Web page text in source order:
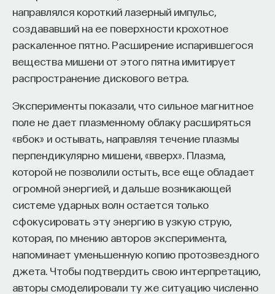
направлялся короткий лазерный импульс,
создававший на ее поверхности крохотное
раскаленное пятно. Расширение испарившегося
вещества мишени от этого пятна имитирует
распространение дискового ветра.
Эксперименты показали, что сильное магнитное
поле не дает плазменному облаку расширяться
«вбок» и остывать, направляя течение плазмы
перпендикулярно мишени, «вверх». Плазма,
которой не позволили остыть, все еще обладает
огромной энергией, и дальше возникающей
системе ударных волн остается только
сфокусировать эту энергию в узкую струю,
которая, по мнению авторов эксперимента,
напоминает уменьшенную копию протозвездного
джета. Чтобы подтвердить свою интерпретацию,
авторы смоделировали ту же ситуацию численно
ПостНаука
команда ПостНауки
Сения Долгачева
644 публикации
НАУКА БИОТЕХНОЛОГИИ
СТРОИТЕЛИ БУДУЩЕГО